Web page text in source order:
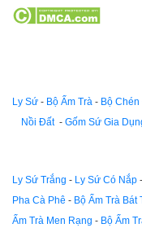
Ly Sứ - Bộ Ấm Trà - Bộ
Nồi Đất - Gốm Sứ Gia
Ly Sứ Trắng - Ly Sứ Có Nắp -
Pha Cà Phê - Bộ Ấm Trà Bát
Ấm Trà Men Rạng - Bộ Ấm